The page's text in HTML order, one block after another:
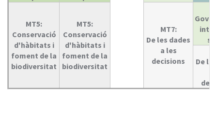
MT5:
Conservació
d'hàbitats i
foment de la
biodiversitat
MT5:
Conservació
d'hàbitats i
foment de la
biodiversitat
MT7:
De les dades
a les
decisions
De